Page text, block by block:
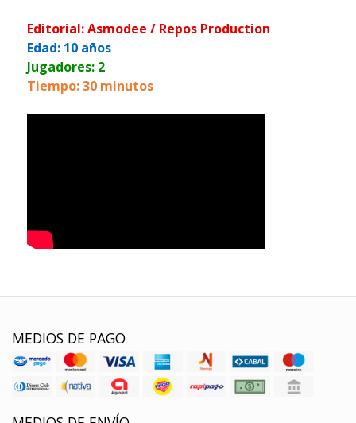
Editorial: Asmodee / Repos Production
Edad: 10 años
Jugadores: 2
Tiempo: 30 minutos
MEDIOS DE PAGO